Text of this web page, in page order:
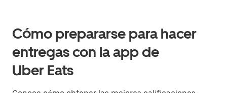
Cómo prepararse para hacer
entregas con la app de
Uber Eats